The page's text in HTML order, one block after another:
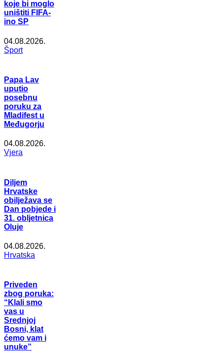
koje bi moglo
uništiti FIFA-
ino SP
04.08.2026.
Šport
Papa Lav
uputio
posebnu
poruku za
Mladifest u
Međugorju
04.08.2026.
Vjera
Diljem
Hrvatske
obilježava se
Dan pobjede i
31. obljetnica
Oluje
04.08.2026.
Hrvatska
Priveden
zbog poruka:
“Klali smo
vas u
Srednjoj
Bosni, klat
ćemo vam i
unuke”